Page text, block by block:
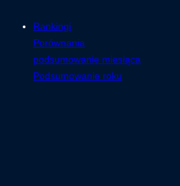
Rankingi
Porównania
podsumowanie miesiąca
Podsumowanie roku